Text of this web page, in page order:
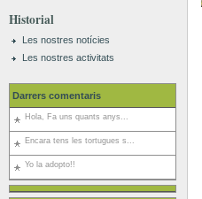
Historial
Les nostres notícies
Les nostres activitats
Darrers comentaris
Hola, Fa uns quants anys...
Encara tens les tortugues s...
Yo la adopto!!